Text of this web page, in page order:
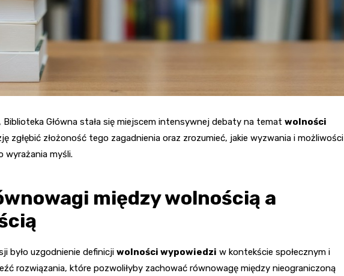
Główna stała się miejscem intensywnej debaty na temat wolności
zgłębić złożoność tego zagadnienia oraz zrozumieć, jakie wyzwania i możliwości
wyrażania myśli.
między wolnością a
było uzgodnienie definicji wolności wypowiedzi w kontekście społecznym i
rozwiązania, które pozwoliłyby zachować równowagę między nieograniczoną